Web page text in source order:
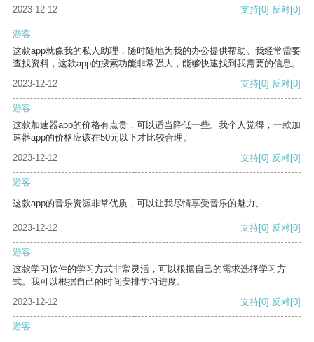
2023-12-12
支持[0] 反对[0]
游客
这款app就像我的私人助理，随时随地为我的办公提供帮助。我经常需要
查找资料，这款app的搜索功能非常强大，能够快速找到我需要的信息。
2023-12-12
支持[0] 反对[0]
游客
这款加速器app的价格有点贵，可以适当降低一些。我个人觉得，一款加
速器app的价格应该在50元以下才比较合理。
2023-12-12
支持[0] 反对[0]
游客
这款app的音乐资源非常优质，可以让我尽情享受音乐的魅力。
2023-12-12 支持[0] 反对[0]
游客
这款学习软件的学习方式非常灵活，可以根据自己的需求选择学习方
式。我可以根据自己的时间安排学习进度。
2023-12-12
支持[0] 反对[0]
游客